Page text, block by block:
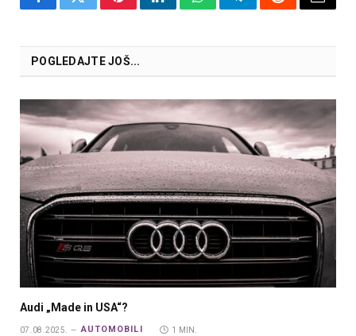
FacebookTwitterPinterestLinkedInWhatsAppTelegramRedditEmail
POGLEDAJTE JOŠ...
Audi „Made in USA“?
07.08.2025. AUTOMOBILI 1 MIN.